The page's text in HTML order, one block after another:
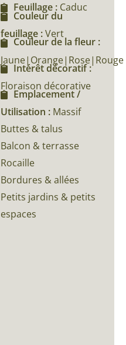
Feuillage : Caduc
Couleur du
feuillage :Vert
Couleur de la fleur :
Jaune|Orange|Rose|Rouge
Intérêt décoratif :
Floraison décorative
Emplacement /
Utilisation : Massif
Buttes & talus
Balcon & terrasse
Rocaille
Bordures & allées
Petits jardins & petits
espaces